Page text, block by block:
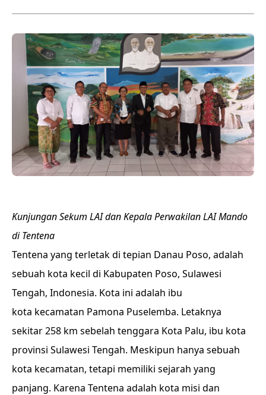
Kunjungan Sekum LAI dan Kepala Perwakilan LAI Mando
di Tentena
Tentena yang terletak di tepian Danau Poso, adalah
sebuah kota kecil di Kabupaten Poso, Sulawesi
Tengah, Indonesia. Kota ini adalah ibu
kota kecamatan Pamona Puselemba. Letaknya
sekitar 258 km sebelah tenggara Kota Palu, ibu kota
provinsi Sulawesi Tengah. Meskipun hanya sebuah
kota kecamatan, tetapi memiliki sejarah yang
panjang. Karena Tentena adalah kota misi dan